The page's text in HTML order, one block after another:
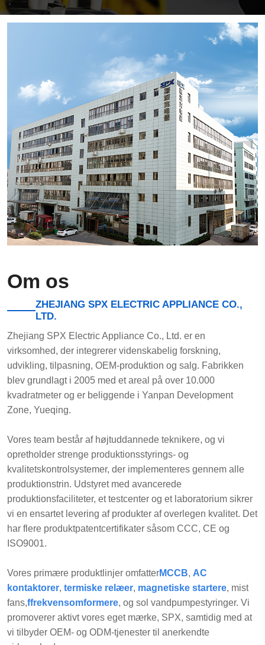
Om os
ZHEJIANG SPX ELECTRIC APPLIANCE CO.,
LTD.
Zhejiang SPX Electric Appliance Co., Ltd. er en
virksomhed, der integrerer videnskabelig forskning,
udvikling, tilpasning, OEM-produktion og salg. Fabrikken
blev grundlagt i 2005 med et areal på over 10.000
kvadratmeter og er beliggende i Yanpan Development
Zone, Yueqing.
Vores team består af højtuddannede teknikere, og vi
opretholder strenge produktionsstyrings- og
kvalitetskontrolsystemer, der implementeres gennem alle
produktionstrin. Udstyret med avancerede
produktionsfaciliteter, et testcenter og et laboratorium sikrer
vi en ensartet levering af produkter af overlegen kvalitet. Det
har flere produktpatentcertifikater såsom CCC, CE og
ISO9001.
Vores primære produktlinjer omfatterMCCB, AC
kontaktorer, termiske relæer, magnetiske startere, mist
fans,ffrekvensomformere, og sol vandpumpestyringer. Vi
promoverer aktivt vores eget mærke, SPX, samtidig med at
vi tilbyder OEM- og ODM-tjenester til anerkendte